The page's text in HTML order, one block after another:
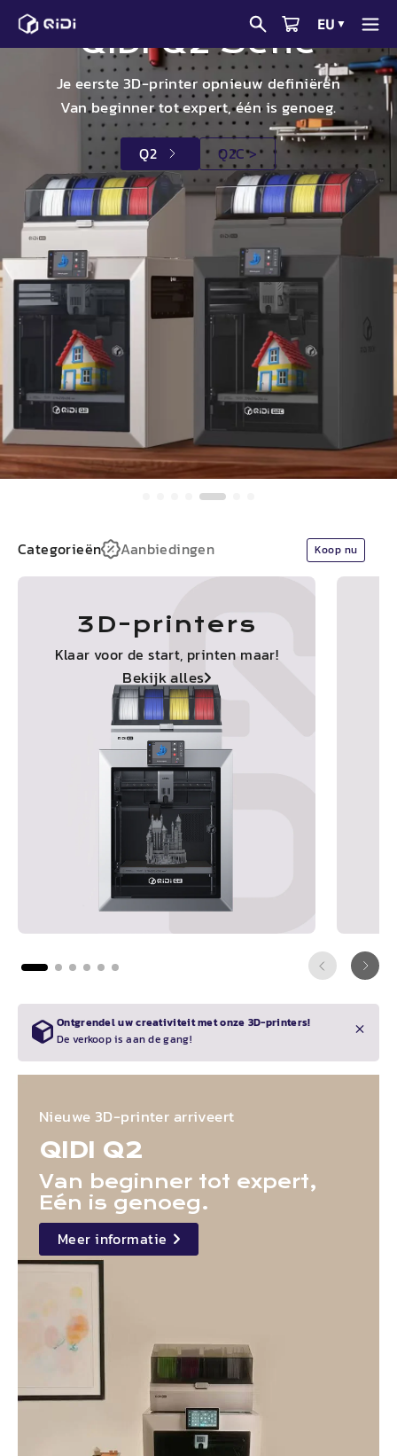
naar
Qidi
Tech
Online
Shop
EU ▼
QIDI Q2Serie
Je eerste 3D-printer opnieuw definiëren
Van beginner tot expert, één is genoeg.
Q2 Q2C >
Categorieën Aanbiedingen Koop nu
3D-printers
Klaar voor de start, printen maar!
Bekijk alles
Ontgrendel uw creativiteit met onze 3D-printers!
De verkoop is aan de gang!
Nieuwe 3D-printer arriveert
QIDI Q2
Van beginner tot expert,
Eén is genoeg.
details
Meer informatie